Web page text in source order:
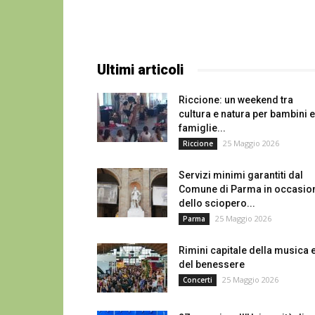
Ultimi articoli
Riccione: un weekend tra
cultura e natura per bambini e
famiglie...
Riccione 25 Maggio 2026
Servizi minimi garantiti dal
Comune di Parma in
dello sciopero...
Parma 25 Maggio 2026
Rimini capitale della musica
del benessere
Concerti 25 Maggio 2026